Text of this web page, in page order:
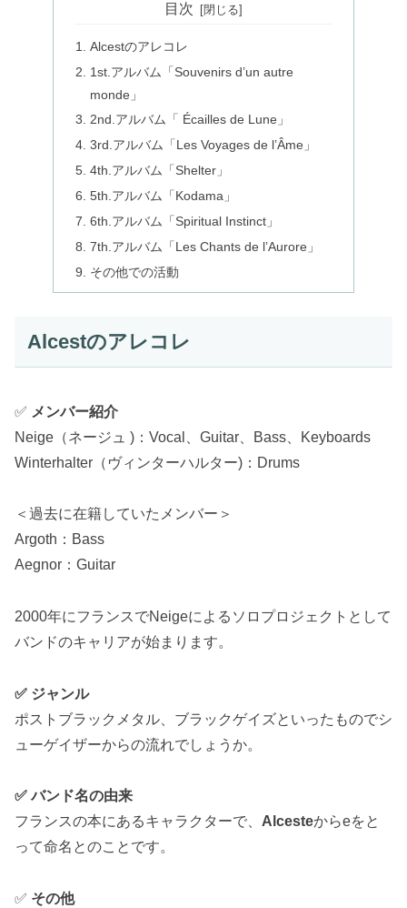
目次
Alcestのアレコレ
1st.アルバム「Souvenirs d’un autre
monde」
2nd.アルバム「 Écailles de Lune」
3rd.アルバム「Les Voyages de l’Âme」
4th.アルバム「Shelter」
5th.アルバム「Kodama」
6th.アルバム「Spiritual Instinct」
7th.アルバム「Les Chants de l’Aurore」
その他での活動
Alcestのアレコレ
✅ メンバー紹介
Neige（ネージュ )：Vocal、Guitar、Bass、Keyboards
Winterhalter（ヴィンターハルター)：Drums
＜過去に在籍していたメンバー＞
Argoth：Bass
Aegnor：Guitar
2000年にフランスでNeigeによるソロプロジェクトとして
バンドのキャリアが始まります。
✅ ジャンル
ポストブラックメタル、ブラックゲイズといったものでシ
ューゲイザーからの流れでしょうか。
✅ バンド名の由来
フランスの本にあるキャラクターで、 Alcesteからeをと
って命名とのことです。
✅ その他